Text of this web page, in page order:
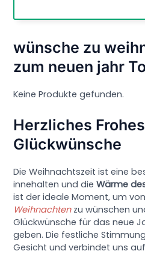
wünsche zu
zum neuen jahr
Keine Produkte gefunden.
Herzliches
Glückwünsche
Die Weihnachtszeit ist eine
innehalten und dieWärme
ist der ideale Moment, um
Weihnachtenzu wünschen
Glückwünsche für das neue
geben. Die festliche
Gesicht und verbindet uns